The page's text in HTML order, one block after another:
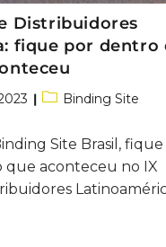
Distribuidores
fique por dentro
Binding Site
Site Brasil,
aconteceu no IX